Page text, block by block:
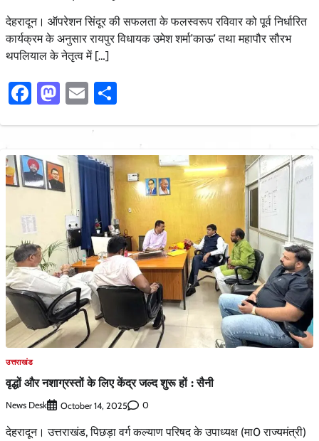
देहरादून। ऑपरेशन सिंदूर की सफलता के फलस्वरूप रविवार को पूर्व निर्धारित
कार्यक्रम के अनुसार रायपुर विधायक उमेश शर्मा’काऊ’ तथा महापौर सौरभ
थपलियाल के नेतृत्व में […]
Facebook
Mastodon
Email
उत्तराखंड
वृद्धों और नशाग्रस्तों के लिए केंद्र जल्द शुरू हों : सैनी
News Desk October 14, 2025 0
देहरादून। उत्तराखंड, पिछड़ा वर्ग कल्याण परिषद के उपाध्यक्ष (मा0 राज्यमंत्री)